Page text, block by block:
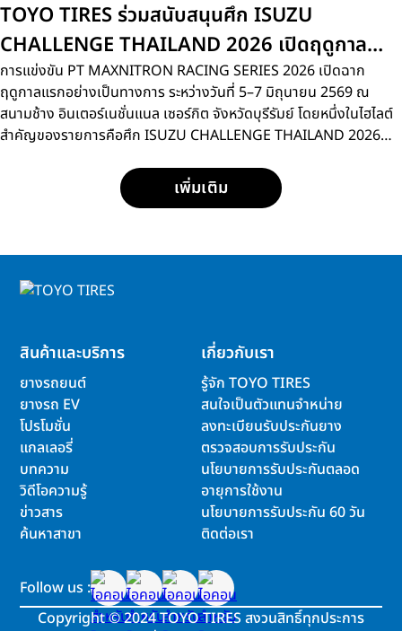
TOYO TIRES ร่วมสนับสนุนศึก ISUZU
CHALLENGE THAILAND 2026 เปิดฤดูกาล
สนามแรกที่บุรีรัมย์
การแข่งขัน PT MAXNITRON RACING SERIES 2026 เปิดฉาก
ฤดูกาลแรกอย่างเป็นทางการ ระหว่างวันที่ 5–7 มิถุนายน 2569 ณ
สนามช้าง อินเตอร์เนชั่นแนล เซอร์กิต จังหวัดบุรีรัมย์ โดยหนึ่งในไฮไลต์
สำคัญของรายการคือศึก ISUZU CHALLENGE THAILAND 2026
15 คน ได้ลงสนามประชันความเร็วด้วยรถแข่ง ISUZU D-MAX
SPACECAB 2.2 Ddi MAXFORCE ภายใต้มาตรฐานการแข่งขัน
เพิ่มเติม
สินค้าและบริการ
ยางรถยนต์
ยางรถ EV
โปรโมชั่น
แกลเลอรี่
บทความ
วิดีโอความรู้
ข่าวสาร
ค้นหาสาขา
เกี่ยวกับเรา
รู้จัก TOYO TIRES
สนใจเป็นตัวแทนจำหน่าย
ลงทะเบียนรับประกันยาง
ตรวจสอบการรับประกัน
นโยบายการรับประกันตลอด
อายุการใช้งาน
นโยบายการรับประกัน 60 วัน
ติดต่อเรา
Follow us :
Copyright©2024 TOYO TIRES สงวนสิทธิ์ทุกประการ